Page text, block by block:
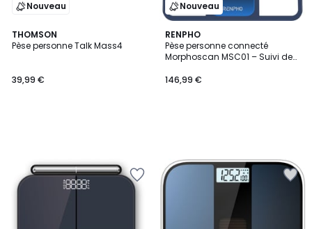
Nouveau
THOMSON
Pèse personne Talk Mass4
39,99 €
Nouveau
RENPHO
Pèse personne connecté
Morphoscan MSC01 – Suivi de
Écran LCD et Bluetooth -
146,99 €